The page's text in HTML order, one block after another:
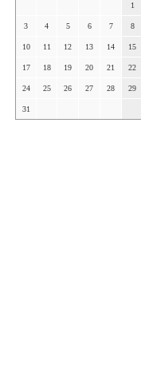
1
3 4 5 6 7 8
10 11 12 13 14 15
17 18 19 20 21 22
24 25 26 27 28 29
31